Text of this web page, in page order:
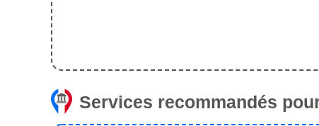
Services recommandés